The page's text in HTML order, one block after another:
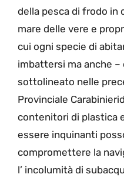
della pesca di frodo in
mare delle vere e
cui ogni specie di
imbattersi ma anche
sottolineato nelle
Provinciale
contenitori di plastica
essere inquinanti
compromettere la
l’ incolumità di